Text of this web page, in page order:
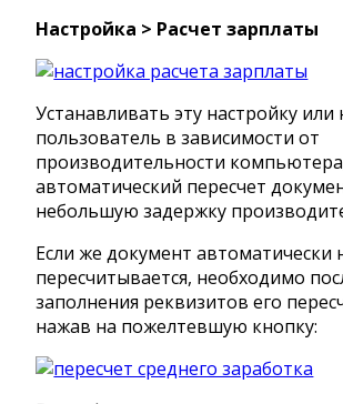
Настройка > Расчет зарплаты
Устанавливать эту настройку
пользователь в зависимости от
производительности
автоматический пересчет
небольшую задержку
Если же документ автоматически
пересчитывается, необходимо
заполнения реквизитов его
нажав на пожелтевшую кнопку: